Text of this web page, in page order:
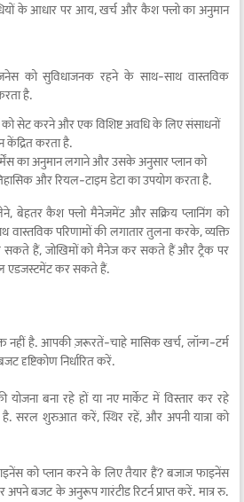
के आधार पर आय, खर्च और कैश फ्लो का अनुमान
को सुविधाजनक रहने के साथ-साथ वास्तविक
है.
सेट करने और एक विशिष्ट अवधि के लिए संसाधनों
करता है.
का अनुमान लगाने और उसके अनुसार प्लान को
और रियल-टाइम डेटा का उपयोग करता है.
बेहतर कैश फ्लो मैनेजमेंट और सक्रिय प्लानिंग को
वास्तविक परिणामों की लगातार तुलना करके, व्यक्ति
हैं, जोखिमों को मैनेज कर सकते हैं और ट्रैक पर
एडजस्टमेंट कर सकते हैं.
नहीं है. आपकी ज़रूरतें-चाहे मासिक खर्च, लॉन्ग-टर्म
दृष्टिकोण निर्धारित करें.
बना रहे हों या नए मार्केट में विस्तार कर रहे
सरल शुरुआत करें, स्थिर रहें, और अपनी यात्रा को
को प्लान करने के लिए तैयार हैं? बजाज फाइनेंस
अपने बजट के अनुरूप गारंटीड रिटर्न प्राप्त करें. मात्र रु.